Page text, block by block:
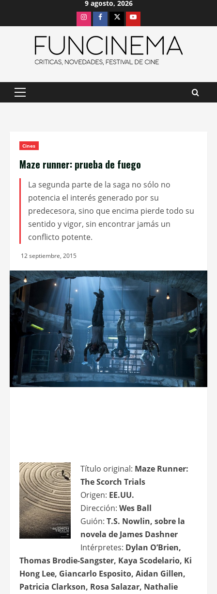
9 agosto, 2026
InstagramFacebook
X Youtube
Menú
Cines
Maze runner: prueba de fuego
La segunda parte de la saga no sólo no
potencia el interés generado por su
predecesora, sino que encima pierde todo su
sentido y vigor, sin encontrar jamás un
conflicto potente.
12 septiembre, 2015
Título original: Maze Runner:
The Scorch Trials
Origen: EE.UU.
Dirección: Wes Ball
Guión: T.S. Nowlin, sobre la
novela de James Dashner
Intérpretes: Dylan O’Brien,
Thomas Brodie-Sangster, Kaya Scodelario, Ki
Hong Lee, Giancarlo Esposito, Aidan Gillen,
Patricia Clarkson, Rosa Salazar, Nathalie